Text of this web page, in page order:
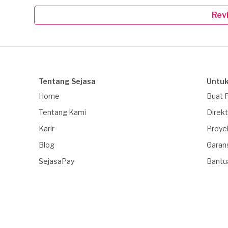
Tentang Sejasa
Home
Tentang Kami
Karir
Blog
SejasaPay
Buat